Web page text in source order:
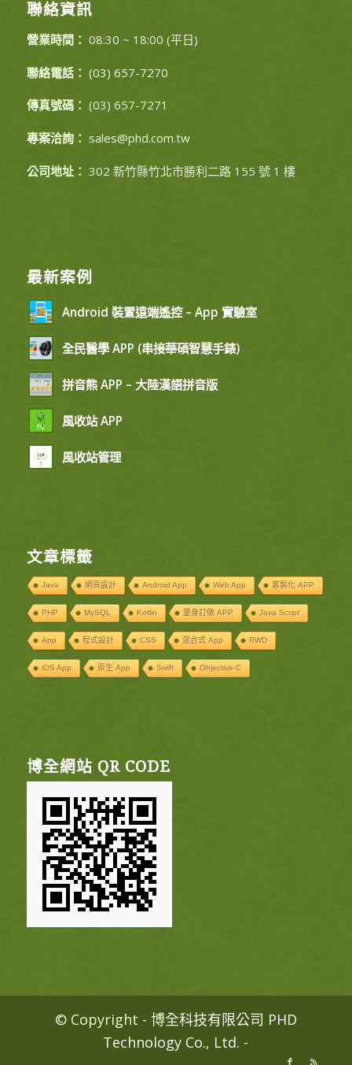
聯絡資訊
營業時間： 08:30 ~ 18:00 (平日)
聯絡電話： (03) 657-7270
傳真號碼： (03) 657-7271
專案洽詢： sales@phd.com.tw
公司地址： 302 新竹縣竹北市勝利二路 155 號 1 樓
最新案例
Android 裝置遠端遙控 – App 實驗室
全民醫學 APP (串接華碩智慧手錶)
拼音熊 APP – 大陸漢語拼音版
風收站 APP
風收站管理
文章標籤
Java 網頁設計 Android App Web App 客製化 APP
PHP MySQL Kotlin 量身訂做 APP Java Script
App 程式設計 CSS 混合式 App RWD
iOS App 原生 App Swift Objective-C
博全網站 QR CODE
© Copyright - 博全科技有限公司 PHD
Technology Co., Ltd. -